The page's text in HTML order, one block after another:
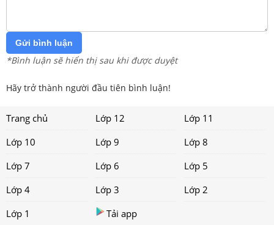
Gửi bình luận
*Bình luận sẽ hiển thị sau khi được duyệt
Hãy trở thành người đầu tiên bình luận!
Trang chủ Lớp 12
Lớp 11
Lớp 10
Lớp 9
Lớp 8
Lớp 7
Lớp 6
Lớp 5
Lớp 4
Lớp 3
Lớp 2
Lớp 1
Tải app